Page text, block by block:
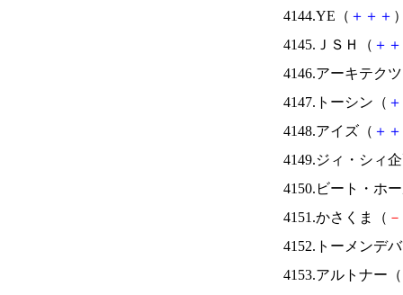
4144.YE（ ＋ ＋ ＋
4145.ＪＳＨ（ ＋ ＋
4146.アーキテク
4147.トーシン（ ＋
4148.アイズ（ ＋ ＋
4149.ジィ・シィ
4150.ビート・ホ
4151.かさくま（ －
4152.トーメンデ
4153.アルトナー（